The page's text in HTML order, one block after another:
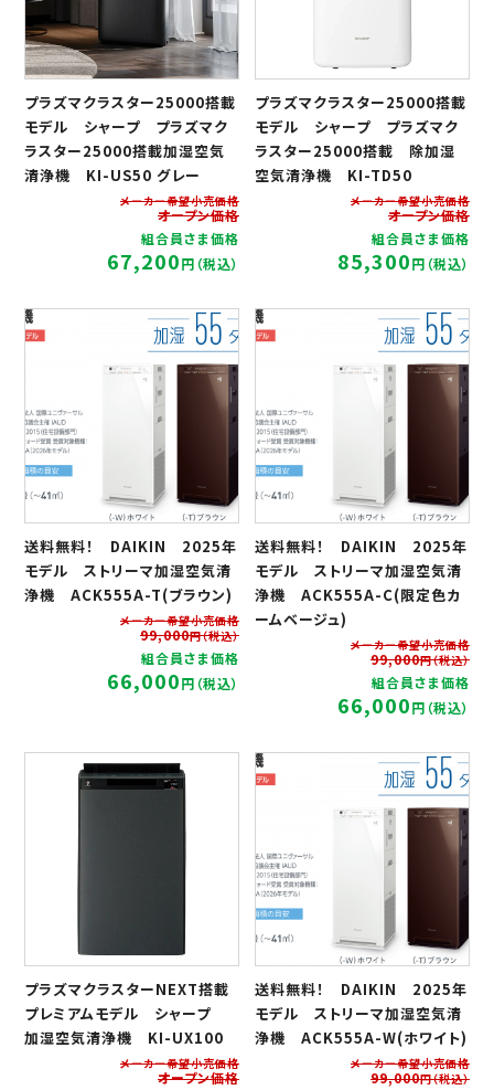
プラズマクラスター25000搭載
モデル シャープ プラズマク
ラスター25000搭載加湿空気
清浄機 KI-US50 グレー
メーカー希望小売価格
オープン価格
組合員さま価格
67,200円（税込）
プラズマクラスター25000搭載
モデル シャープ プラズマク
ラスター25000搭載 除加湿
空気清浄機 KI-TD50
メーカー希望小売価格
オープン価格
組合員さま価格
85,300円（税込）
送料無料！ DAIKIN 2025年
モデル ストリーマ加湿空気清
浄機 ACK555A-T(ブラウン)
メーカー希望小売価格
99,000円（税込）
組合員さま価格
66,000円（税込）
送料無料！ DAIKIN 2025年
モデル ストリーマ加湿空気清
浄機 ACK555A-C(限定色カ
ームベージュ)
メーカー希望小売価格
99,000円（税込）
組合員さま価格
66,000円（税込）
プラズマクラスターNEXT搭載
プレミアムモデル シャープ
加湿空気清浄機 KI-UX100
メーカー希望小売価格
オープン価格
送料無料！ DAIKIN 2025年
モデル ストリーマ加湿空気清
浄機 ACK555A-W(ホワイト)
メーカー希望小売価格
99,000円（税込）